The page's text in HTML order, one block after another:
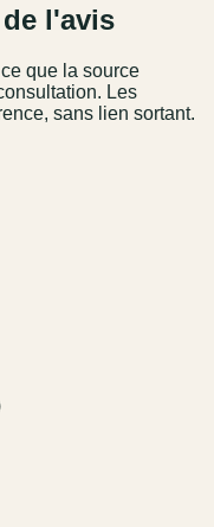
l'avis
que la source
Les
sans lien sortant.